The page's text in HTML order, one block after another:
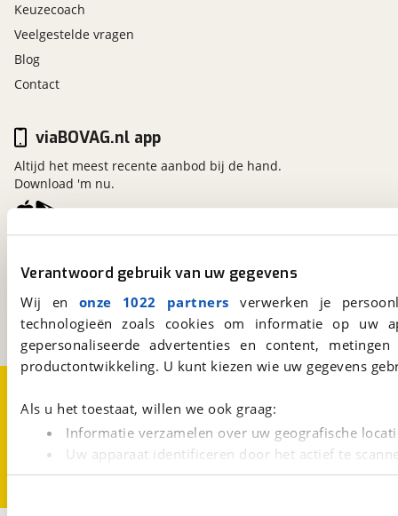
Verantwoord gebruik van uw gegevens
Wij en onze 1022 partners verwerken je
technologieën zoals cookies om informatie op
gepersonaliseerde advertenties en content,
productontwikkeling. U kunt kiezen wie uw gegevens
Als u het toestaat, willen we ook graag:
Informatie verzamelen over uw geografische
Uw apparaat identificeren door het actief te
Lees meer over hoe uw persoonlijke gegevens worden
Keuzecoach
Veelgestelde vragen
Blog
Contact
Kosterijland15
Een initiatief van
BOVAG
viaBOVAG.nl app
Altijd het meest recente aanbod bij de hand.
Download 'm nu.
CookievoorkeurenVacatures